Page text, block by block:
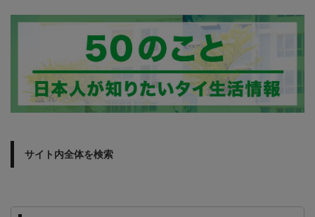
サイト内全体を検索